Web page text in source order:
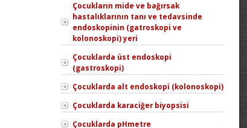
Çocukların mide ve bağırsak
hastalıklarının tanı ve tedavsinde
endoskopinin (gatroskopi ve
kolonoskopi) yeri
Çocuklarda üst endoskopi
(gastroskopi)
Çocuklarda alt endoskopi (kolonoskopi)
Çocuklarda karaciğer biyopsisi
Çocuklarda pHmetre